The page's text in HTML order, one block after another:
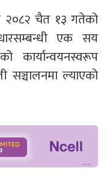
२०८२ चैत १३ गतेको
एक सय
कार्यान्वयनस्वरूप
ल्याएको